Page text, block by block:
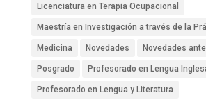
Licenciatura en Terapia Ocupacional
Maestría en Investigación a través de la
Medicina Novedades Novedades
Posgrado Profesorado en Lengua
Profesorado en Lengua y Literatura